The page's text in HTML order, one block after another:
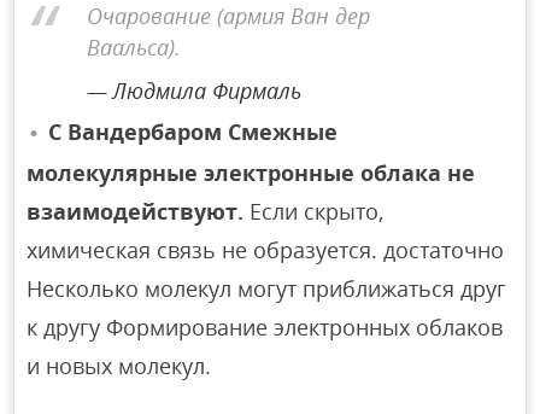
Очарование (армия Ван дер
Ваальса).
Людмила Фирмаль
С Вандербаром Смежные
молекулярные электронные облака не
взаимодействуют. Если скрыто,
химическая связь не образуется. достаточно
Несколько молекул могут приближаться друг
к другу Формирование электронных облаков
и новых молекул.